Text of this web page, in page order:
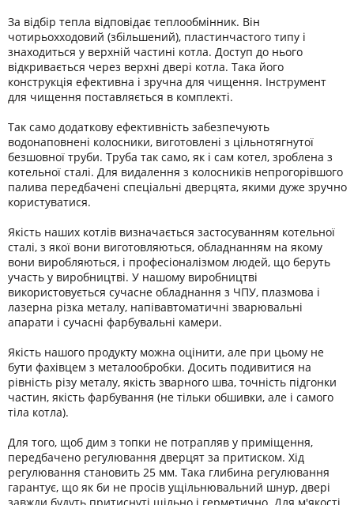
За відбір тепла відповідає теплообмінник. Він
чотирьохходовий (збільшений), пластинчастого типу і
знаходиться у верхній частині котла. Доступ до нього
відкривається через верхні двері котла. Така його
конструкція ефективна і зручна для чищення. Інструмент
для чищення поставляється в комплекті.
Так само додаткову ефективність забезпечують
водонаповнені колосники, виготовлені з цільнотягнутої
безшовної труби. Труба так само, як і сам котел, зроблена з
котельної сталі. Для видалення з колосників непрогорівшого
палива передбачені спеціальні дверцята, якими дуже зручно
користуватися.
Якість наших котлів визначається застосуванням котельної
сталі, з якої вони виготовляються, обладнанням на якому
вони виробляються, і професіоналізмом людей, що беруть
участь у виробництві. У нашому виробництві
використовується сучасне обладнання з ЧПУ, плазмова і
лазерна різка металу, напівавтоматичні зварювальні
апарати і сучасні фарбувальні камери.
Якість нашого продукту можна оцінити, але при цьому не
бути фахівцем з металообробки. Досить подивитися на
рівність різу металу, якість зварного шва, точність підгонки
частин, якість фарбування (не тільки обшивки, але і самого
тіла котла).
Для того, щоб дим з топки не потрапляв у приміщення,
передбачено регулювання дверцят за притиском. Хід
регулювання становить 25 мм. Така глибина регулювання
гарантує, що як би не просів ущільнювальний шнур, двері